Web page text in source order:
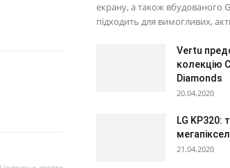
екрану, а також вбудованого
підходить для вимогливих,
Vertu
колекцію
Diamonds
20.04.2020
LG KP320:
21.04.2020